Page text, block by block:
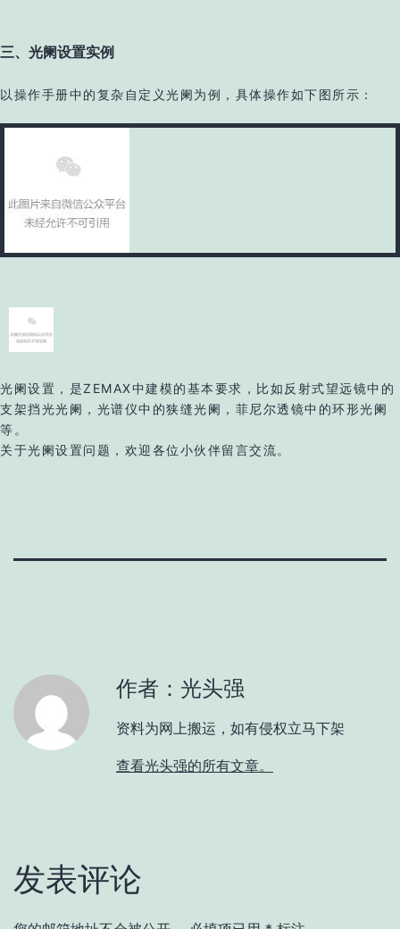
三、光阑设置实例
以操作手册中的复杂自定义光阑为例，具体操作如下图所示：
光阑设置，是ZEMAX中建模的基本要求，比如反射式望远镜中的
支架挡光光阑，光谱仪中的狭缝光阑，菲尼尔透镜中的环形光阑
等。
关于光阑设置问题，欢迎各位小伙伴留言交流。
作者：光头强
资料为网上搬运，如有侵权立马下架
查看光头强的所有文章。
发表评论